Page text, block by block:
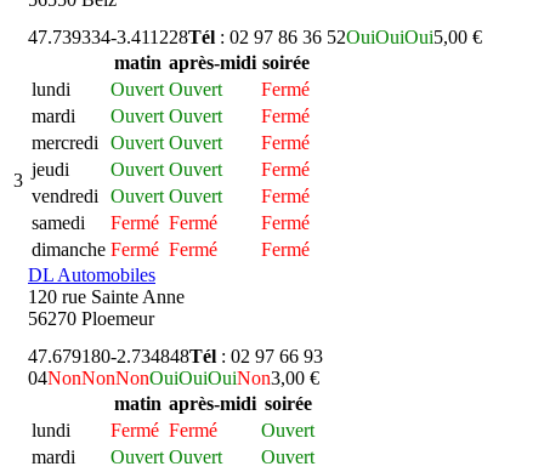
3
47.739334-3.411228Tél : 02 97 86 36 52OuiOuiOui5,00 €
matin après-midi soirée
lundi
Ouvert Ouvert
Fermé
mardi
Ouvert Ouvert
Fermé
mercredi
Ouvert Ouvert
Fermé
jeudi
Ouvert Ouvert
Fermé
vendredi
Ouvert Ouvert
Fermé
samedi
Fermé Fermé
Fermé
dimanche Fermé Fermé
Fermé
DL Automobiles
120 rue Sainte Anne
56270 Ploemeur
47.679180-2.734848Tél : 02 97 66 93
04NonNonNonOuiOuiOuiNon3,00 €
matin après-midi soirée
lundi
Fermé Fermé
Ouvert
mardi
Ouvert Ouvert
Ouvert